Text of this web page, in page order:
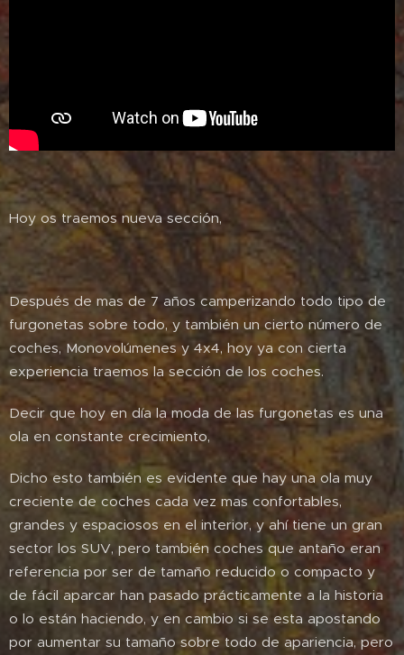
Hoy os traemos nueva sección,
Después de mas de 7 años camperizando todo tipo de
furgonetas sobre todo, y también un cierto número de
coches, Monovolúmenes y 4x4, hoy ya con cierta
experiencia traemos la sección de los coches.
Decir que hoy en día la moda de las furgonetas es una
ola en constante crecimiento,
Dicho esto también es evidente que hay una ola muy
creciente de coches cada vez mas confortables,
grandes y espaciosos en el interior, y ahí tiene un gran
sector los SUV, pero también coches que antaño eran
referencia por ser de tamaño reducido o compacto y
de fácil aparcar han pasado prácticamente a la historia
o lo están haciendo, y en cambio si se esta apostando
por aumentar su tamaño sobre todo de apariencia, pero